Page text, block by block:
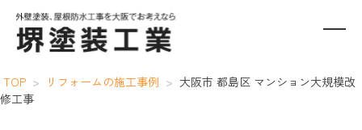
TOP > リフォームの施工事例 > 大阪市 都島区 マンション大規模改
修工事